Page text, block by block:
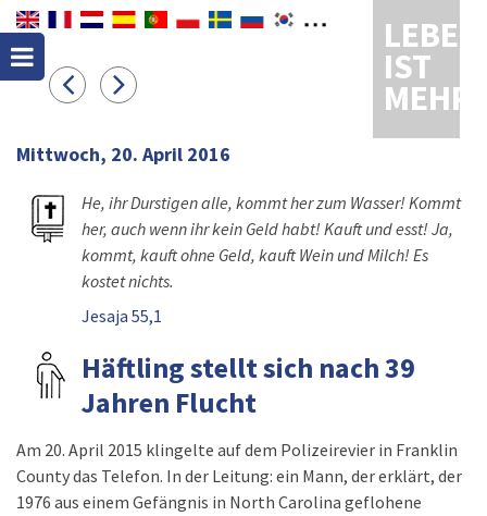
LEBEN
IST
MEHR
Mittwoch, 20. April 2016
He, ihr Durstigen alle, kommt her zum Wasser! Kommt
her, auch wenn ihr kein Geld habt! Kauft und esst! Ja,
kommt, kauft ohne Geld, kauft Wein und Milch! Es
kostet nichts.
Jesaja 55,1
Häftling stellt sich nach 39
Jahren Flucht
Am 20. April 2015 klingelte auf dem Polizeirevier in Franklin
County das Telefon. In der Leitung: ein Mann, der erklärt, der
1976 aus einem Gefängnis in North Carolina geflohene